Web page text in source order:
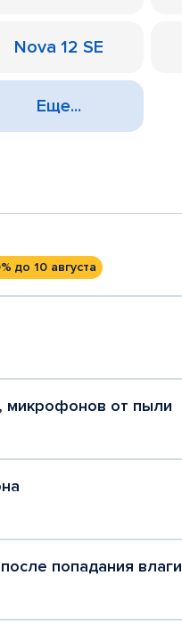
Nova 12 SE
Еще...
до 10 августа
микрофонов от пыли
попадания влаги